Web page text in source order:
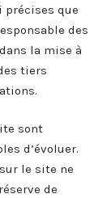
précises que
des
la mise à
tiers
sont
d’évoluer.
le site ne
de